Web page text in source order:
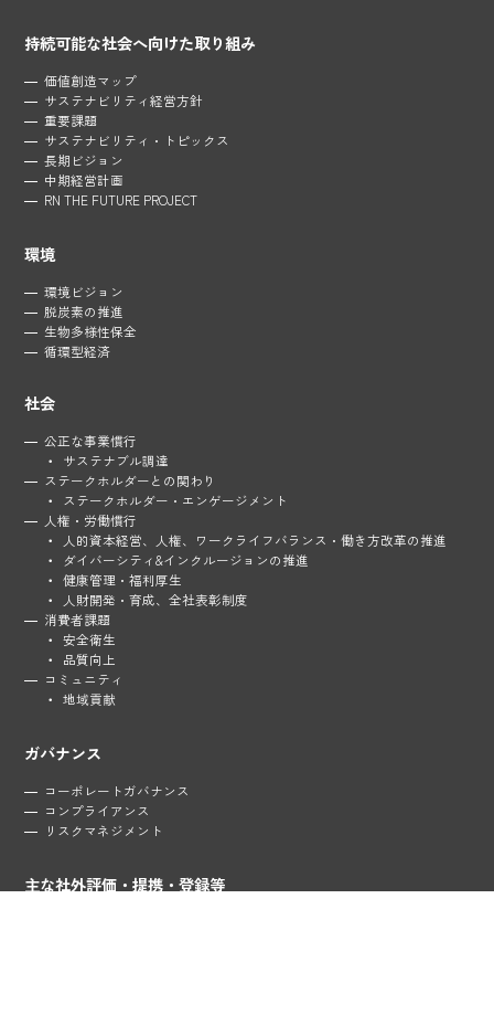
持続可能な社会へ向けた取り組み
価値創造マップ
サステナビリティ経営方針
重要課題
サステナビリティ・トピックス
長期ビジョン
中期経営計画
RN THE FUTURE PROJECT
環境
環境ビジョン
脱炭素の推進
生物多様性保全
循環型経済
社会
公正な事業慣行
サステナブル調達
ステークホルダーとの関わり
ステークホルダー・ エンゲージメント
人権・労働慣行
人的資本経営、人権、 ワークライフバランス・働き方改革の推進
ダイバーシティ&インクルージョンの推進
健康管理・福利厚生
人財開発・育成、全社表彰制度
消費者課題
安全衛生
品質向上
コミュニティ
地域貢献
ガバナンス
コーポレートガバナンス
コンプライアンス
リスクマネジメント
主な社外評価・提携・登録等